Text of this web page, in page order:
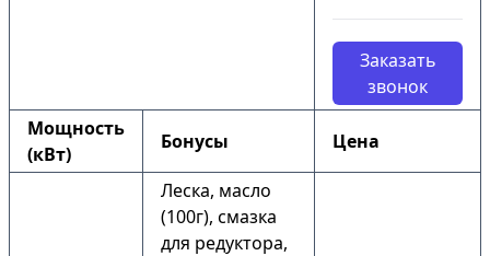
Заказать
звонок
Мощность
(кВт)
Бонусы Цена
Леска, масло
(100г), смазка
для редуктора,